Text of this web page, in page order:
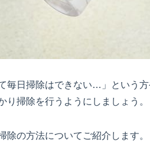
て毎日掃除はできない…」という
り掃除を行うようにしましょう。
除の方法についてご紹介します。